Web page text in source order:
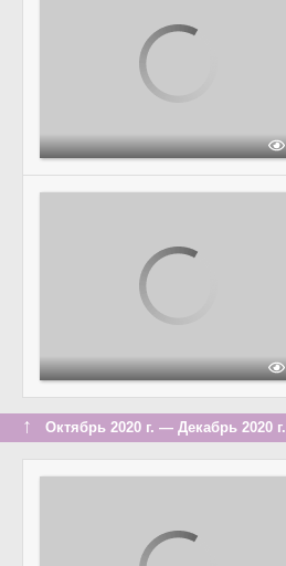
↑ Октябрь 2020 г. — Декабрь 2020 г.